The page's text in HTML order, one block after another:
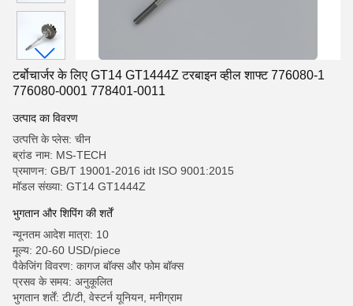
टर्बोचार्जर के लिए GT14 GT1444Z टरबाइन व्हील शाफ्ट 776080-1
776080-0001 778401-0011
उत्पाद का विवरण
उत्पत्ति के प्लेस: चीन
ब्रांड नाम: MS-TECH
प्रमाणन: GB/T 19001-2016 idt ISO 9001:2015
मॉडल संख्या: GT14 GT1444Z
भुगतान और शिपिंग की शर्तें
न्यूनतम आदेश मात्रा: 10
मूल्य: 20-60 USD/piece
पैकेजिंग विवरण: कागज बॉक्स और फोम बॉक्स
प्रसव के समय: अनुकूलित
भुगतान शर्तें: टी/टी, वेस्टर्न यूनियन, मनीग्राम